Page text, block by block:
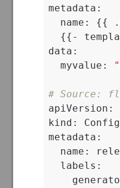
metadata:
name: {{
{{-
data:
  myvalue:
# Source:
apiVersion:
kind:
metadata:
name:
  labels: